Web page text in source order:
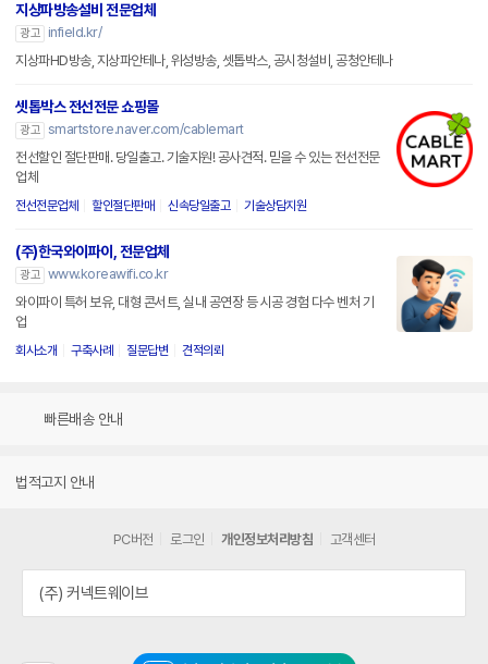
지상파방송설비 전문업체
광고
infield.kr/
지상파HD방송, 지상파안테나, 위성방송, 셋톱박스, 공시청설비, 공청안테나
셋톱박스 전선전문 쇼핑몰
광고 smartstore.naver.com/cablemart
전선할인 절단판매. 당일출고. 기술지원! 공사견적. 믿을 수 있는 전선전문
업체
전선전문업체 할인절단판매 신속당일출고 기술상담지원
(주)한국와이파이, 전문업체
광고 www.koreawifi.co.kr
와이파이 특허 보유, 대형 콘서트, 실내 공연장 등 시공 경험 다수 벤처 기
업
회사소개 구축사례 질문답변 견적의뢰
빠른배송 안내
법적고지 안내
PC버전 로그인 개인정보처리방침 고객센터
(주) 커넥트웨이브